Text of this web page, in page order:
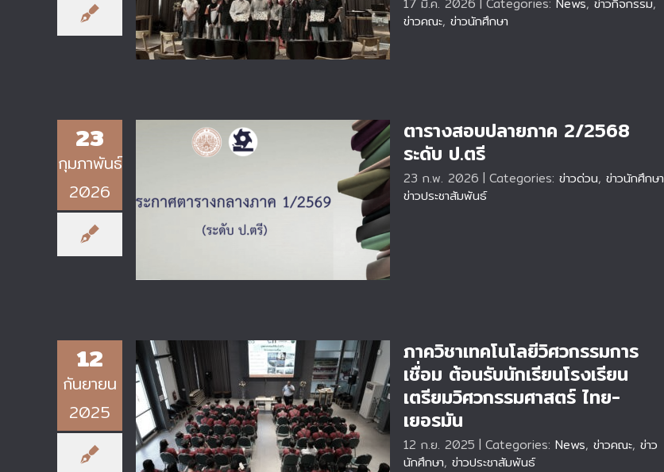
International Professional
Learner
ข่าวคณะ, ข่าวนักศึกษา
23
กุมภาพันธ์
2026
ตารางสอบปลายภาค 2/2568 ระดับ
ป.ตรี
ตารางสอบปลายภาค 2/2568
ระดับ ป.ตรี
23 ก.พ. 2026 | Categories: ข่าวด่วน, ข่าวนักศึกษา
ข่าวประชาสัมพันธ์
12
กันยายน
2025
ภาควิชาเทคโนโลยีวิศวกรรมการเชื่อม
ต้อนรับนักเรียนโรงเรียนเตรียม
วิศวกรรมศาสตร์ ไทย-เยอรมัน
ภาควิชาเทคโนโลยีวิศวกรรมการ
เชื่อม ต้อนรับนักเรียนโรงเรียน
เตรียมวิศวกรรมศาสตร์ ไทย-
เยอรมัน
12 ก.ย. 2025 | Categories: News, ข่าวคณะ, ข่าว
นักศึกษา, ข่าวประชาสัมพันธ์